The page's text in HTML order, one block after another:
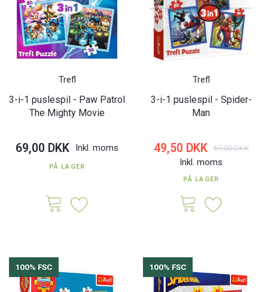
Trefl
3-i-1 puslespil - Paw Patrol
The Mighty Movie
69,00 DKK Inkl. moms
PÅ LAGER
Trefl
3-i-1 puslespil - Spider-
Man
49,50 DKK 69,00 DKK
Inkl. moms
PÅ LAGER
100% FSC 100% FSC